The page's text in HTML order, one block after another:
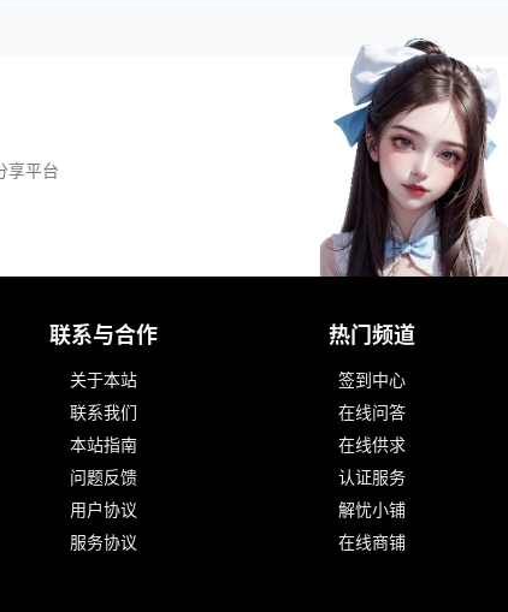
享平台
联系与合作
关于本站
联系我们
本站指南
问题反馈
用户协议
服务协议
热门频道
签到中心
在线问答
在线供求
认证服务
解忧小铺
在线商铺